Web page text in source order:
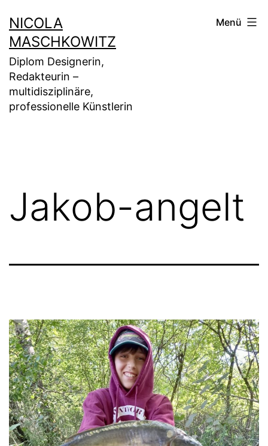
Inhalt
springen
NICOLA
MASCHKOWITZ
Diplom Designerin,
Redakteurin –
multidisziplinäre,
professionelle Künstlerin
Menü
Jakob-angelt